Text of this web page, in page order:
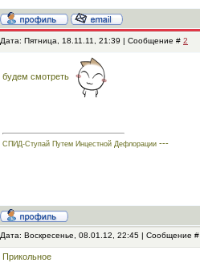
Дата: Пятница, 18.11.11, 21:39 | Сообщение # 2
будем смотреть
СПИД-Ступай Путем Инцестной Дефлорации ---
Дата: Воскресенье, 08.01.12, 22:45 | Сообщение #
Прикольное